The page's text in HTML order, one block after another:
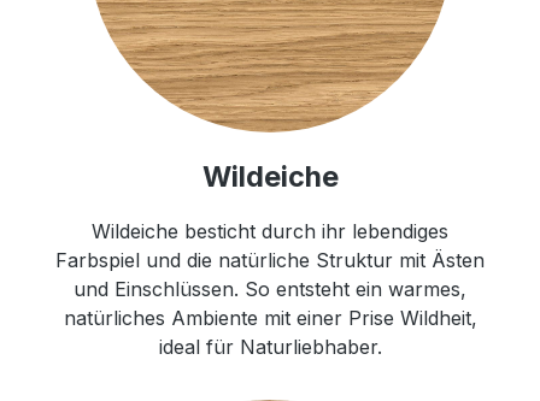
Wildeiche
Wildeiche besticht durch ihr lebendiges
Farbspiel und die natürliche Struktur mit Ästen
und Einschlüssen. So entsteht ein warmes,
natürliches Ambiente mit einer Prise Wildheit,
ideal für Naturliebhaber.